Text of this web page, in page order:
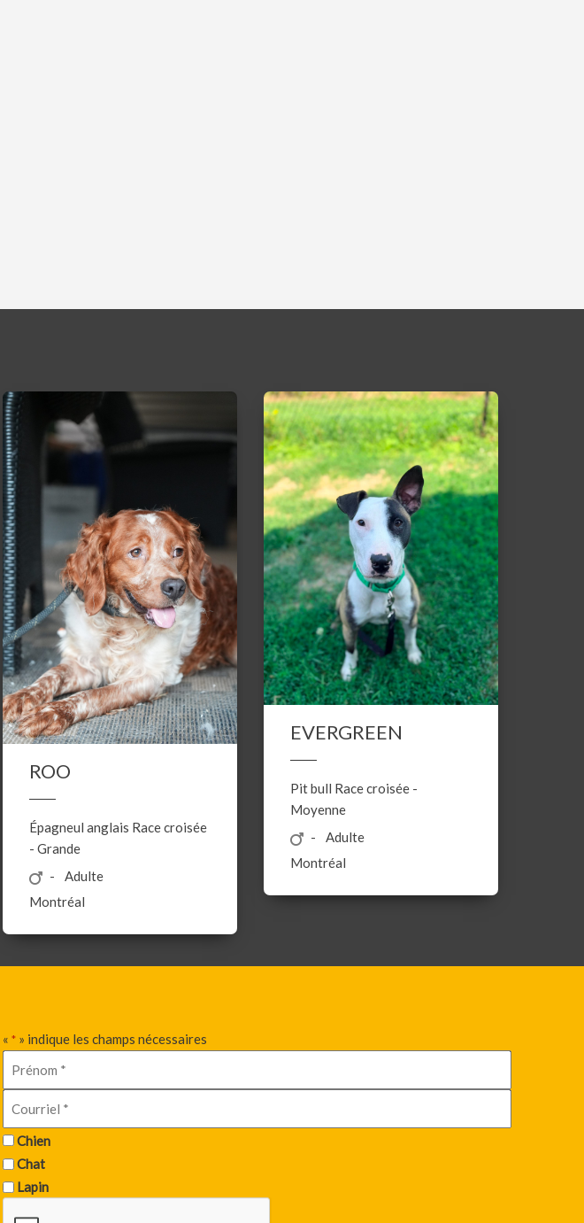
ROO
Épagneul anglais Race croisée
- Grande
Adulte
Montréal
EVERGREEN
Pit bull Race croisée -
Moyenne
Adulte
Montréal
« * » indique les champs nécessaires
Chien
Chat
Lapin